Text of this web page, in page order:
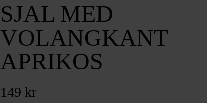
SJAL MED
VOLANGKANT
APRIKOS
149 kr